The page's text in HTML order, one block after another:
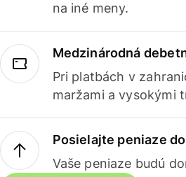
na iné meny.
Medzinárodná
Pri platbách v
maržami a vysokými
Posielajte peniaze
Vaše peniaze budú